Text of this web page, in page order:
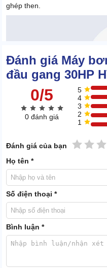
ghép then.
Sản phẩm được thiết kế nhỏ
Đầu hút nước và van điều
Đầu hút nước và van điều tiết
làm bằng gang hoặc cao
Đánh giá Máy
đầu gang 30HP
0/5
0 đánh giá
5
4
3
2
1
Đánh giá của bạn 3
2
1 sao
Họ tên *
Số điện thoại *
Bình luận *